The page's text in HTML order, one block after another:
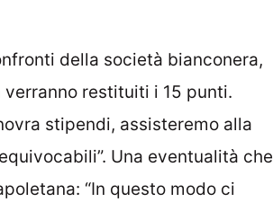
della società bianconera,
verranno restituiti i 15 punti.
stipendi, assisteremo alla
Una eventualità che
“In questo modo ci